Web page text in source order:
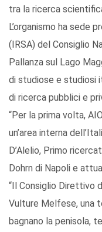
tra la ricerca
L’organismo ha sede
(IRSA) del Consiglio
Pallanza sul Lago
di studiose e studiosi
di ricerca pubblici e
“Per la prima volta,
un’area interna
D’Alelio, Primo
Dohrn di Napoli e
“Il Consiglio Direttivo
Vulture Melfese, una
bagnano la penisola,